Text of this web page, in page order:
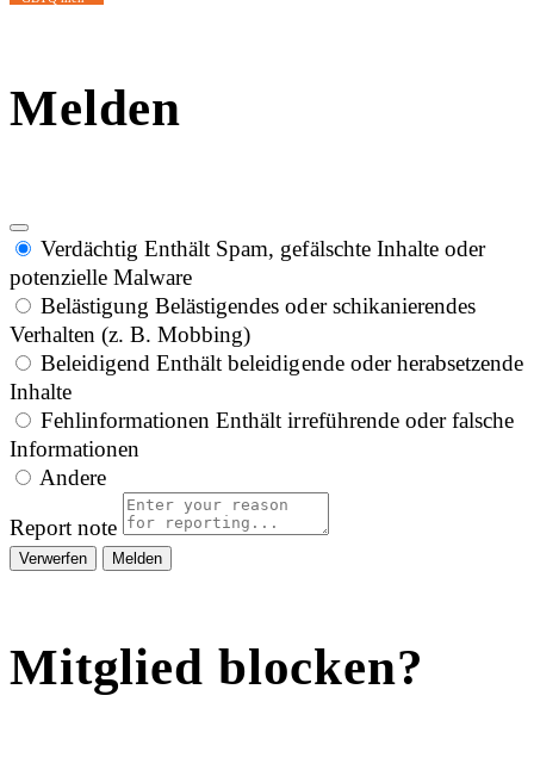
Melden
Verdächtig Enthält Spam, gefälschte Inhalte oder
potenzielle Malware
Belästigung Belästigendes oder schikanierendes
Verhalten (z. B. Mobbing)
Beleidigend Enthält beleidigende oder herabsetzende
Inhalte
Fehlinformationen Enthält irreführende oder falsche
Informationen
Andere
Report note
Melden
Mitglied blocken?